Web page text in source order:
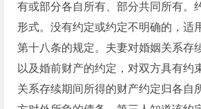
有或部分各自所有、部分共同所有。
形式。没有约定或约定不明确的，适
第十八条的规定。夫妻对婚姻关系存
以及婚前财产的约定，对双方具有约
关系存续期间所得的财产约定归各自